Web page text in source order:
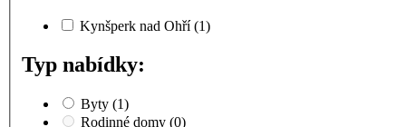
Kynšperk nad Ohří(1)
Typ nabídky:
Byty (1)
Rodinné domy (0)